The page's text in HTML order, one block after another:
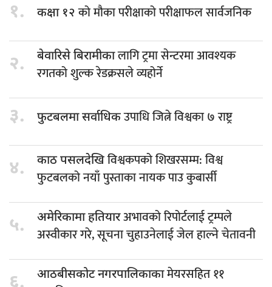
१. कक्षा १२को मौका परीक्षाको परीक्षाफल सार्वजनिक
२. बेवारिसे बिरामीकालागि ट्रमा सेन्टरमा आवश्यक
रगतको शुल्क रेडक्रसले व्यहोर्ने
३. फुटबलमा सर्वाधिकउपाधि जित्ने विश्वका ७ राष्ट्र
४. काठ पसलदेखिविश्वकपको शिखरसम्म: विश्व
फुटबलको नयाँ पुस्ताका नायक पाउ कुबार्सी
५. अमेरिकामा हतियारअभावको रिपोर्टलाई ट्रम्पले
अस्वीकार गरे, सूचना चुहाउनेलाई जेल हाल्ने चेतावनी
आठबीसकोट नगरपालिकाकामेयरसहित ११